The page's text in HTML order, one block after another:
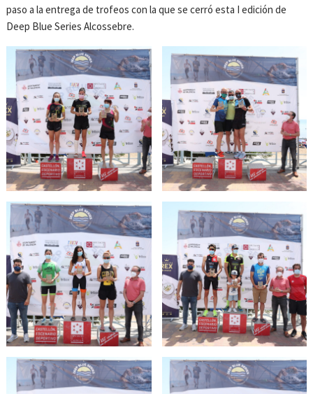
paso a la entrega de trofeos con la que se cerró esta I edición de
Deep Blue Series Alcossebre.